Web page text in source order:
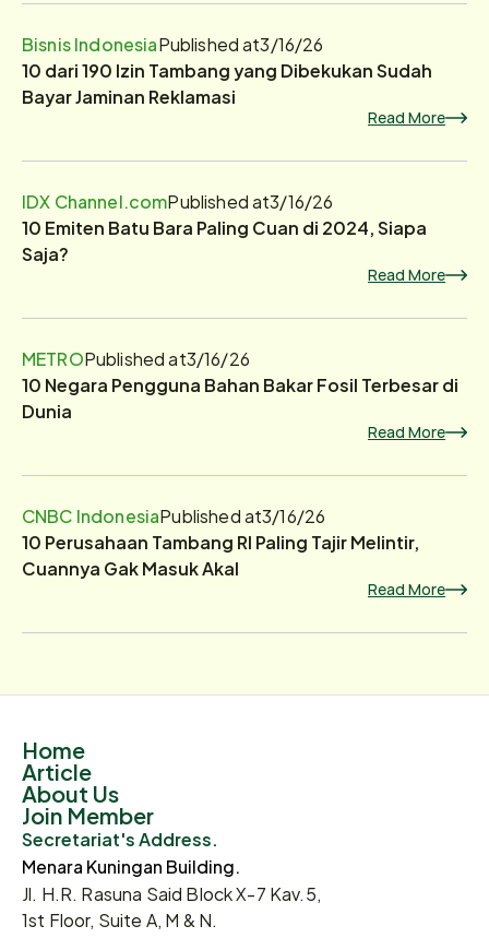
Bisnis IndonesiaPublished at3/16/26
10 dari 190 Izin Tambang yang Dibekukan Sudah
Bayar Jaminan Reklamasi
Read More
IDX Channel.comPublished at3/16/26
10 Emiten Batu Bara Paling Cuan di 2024, Siapa
Saja?
Read More
METROPublished at3/16/26
10 Negara Pengguna Bahan Bakar Fosil Terbesar di
Dunia
Read More
CNBC IndonesiaPublished at3/16/26
10 Perusahaan Tambang RI Paling Tajir Melintir,
Cuannya Gak Masuk Akal
Read More
Home
Article
About Us
Join Member
Secretariat's Address.
Menara Kuningan Building.
Jl. H.R. Rasuna Said Block X-7 Kav.5,
1st Floor, Suite A, M & N.